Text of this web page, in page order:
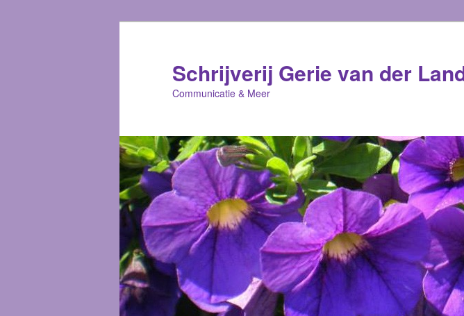
Schrijverij Gerie van der
Communicatie & Meer